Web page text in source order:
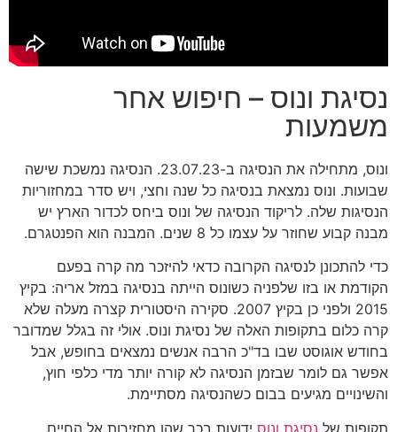
נסיגת ונוס – חיפוש אחר
משמעות
ונוס, מתחילה את הנסיגה ב-23.07.23. הנסיגה נמשכת שישה
שבועות. ונוס נמצאת בנסיגה כל שנה וחצי, ויש סדר במחזוריות
הנסיגות שלה. לריקוד הנסיגה של ונוס ביחס לכדור הארץ יש
מבנה קבוע שחוזר על עצמו כל 8 שנים. המבנה הוא הפנטגרם.
כדי להתכונן לנסיגה הקרובה כדאי להיזכר מה קרה בפעם
הקודמת או בזו שלפניה כשונוס הייתה בנסיגה במזל אריה: בקיץ
2015 ולפני כן בקיץ 2007. סקירה היסטורית קצרה מעלה שלא
קרה כלום בתקופות האלה של נסיגת ונוס. אולי זה בגלל שמדובר
בחודש אוגוסט שבו בד"כ הרבה אנשים נמצאים בחופש, אבל
אפשר גם לומר שבזמן הנסיגה לא קורה יותר מדי כלפי חוץ,
והשינויים מגיעים בבום כשהנסיגה מסתיימת.
תקופות של נסיגת ונוס ידועות בכך שהן מחזירות אל החיים